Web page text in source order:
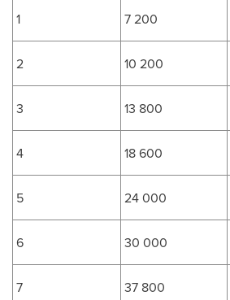
1 7 200
2 10 200
3 13 800
4 18 600
5 24 000
6 30 000
7 37 800